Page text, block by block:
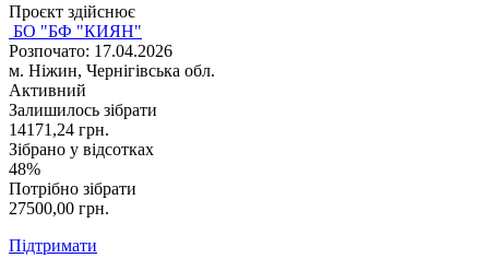
Проєкт здійснює
БО "БФ "КИЯН"
Розпочато: 17.04.2026
м. Ніжин, Чернігівська обл.
Активний
Залишилось зібрати
14171,24 грн.
Зібрано у відсотках
48%
Потрібно зібрати
27500,00 грн.
Підтримати